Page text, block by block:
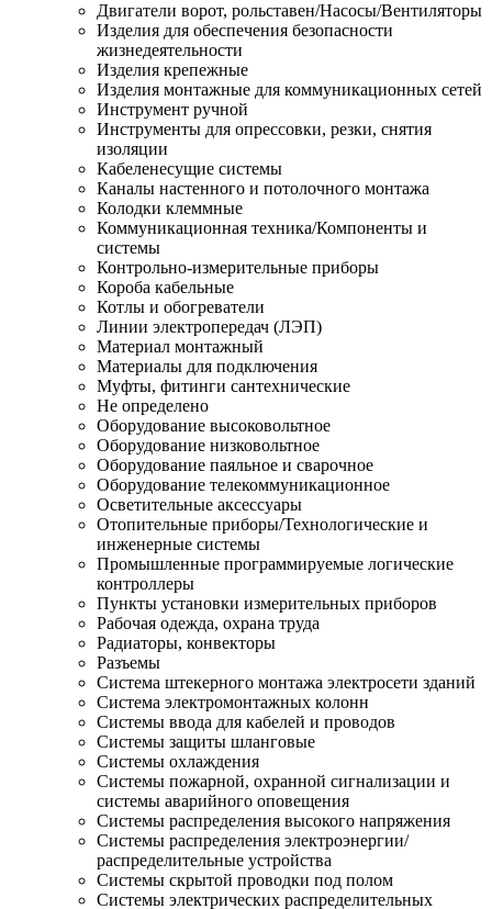
Двигатели ворот, рольставен/Насосы/Вентиляторы
Изделия для обеспечения безопасности
жизнедеятельности
Изделия крепежные
Изделия монтажные для коммуникационных сетей
Инструмент ручной
Инструменты для опрессовки, резки, снятия
изоляции
Кабеленесущие системы
Каналы настенного и потолочного монтажа
Колодки клеммные
Коммуникационная техника/Компоненты и
системы
Контрольно-измерительные приборы
Короба кабельные
Котлы и обогреватели
Линии электропередач (ЛЭП)
Материал монтажный
Материалы для подключения
Муфты, фитинги сантехнические
Не определено
Оборудование высоковольтное
Оборудование низковольтное
Оборудование паяльное и сварочное
Оборудование телекоммуникационное
Осветительные аксессуары
Отопительные приборы/Технологические и
инженерные системы
Промышленные программируемые логические
контроллеры
Пункты установки измерительных приборов
Рабочая одежда, охрана труда
Радиаторы, конвекторы
Разъемы
Система штекерного монтажа электросети зданий
Система электромонтажных колонн
Системы ввода для кабелей и проводов
Системы защиты шланговые
Системы охлаждения
Системы пожарной, охранной сигнализации и
системы аварийного оповещения
Системы распределения высокого напряжения
Системы распределения электроэнергии/
распределительные устройства
Системы скрытой проводки под полом
Системы электрических распределительных